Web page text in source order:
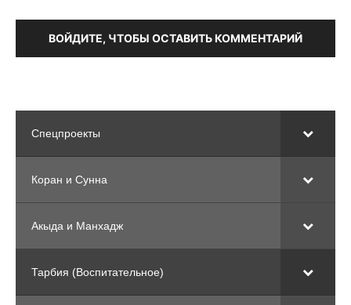
ВОЙДИТЕ, ЧТОБЫ ОСТАВИТЬ КОММЕНТАРИЙ
Спецпроекты
Коран и Сунна
Акыда и Манхадж
Тарбия (Воспитательное)